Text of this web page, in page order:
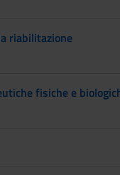
riabilitazione
fisiche e